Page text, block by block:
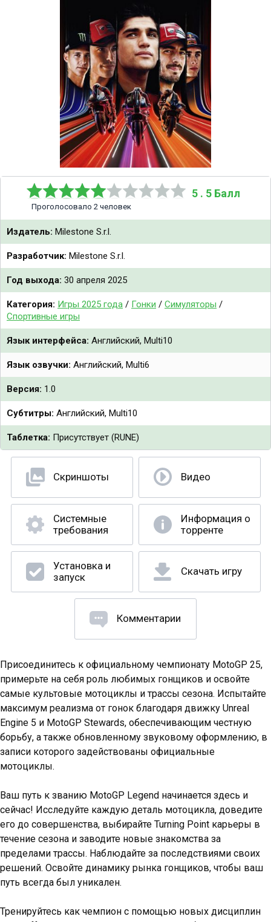
5 . 5 Балл
Проголосовало 2 человек
Издатель: Milestone S.r.l.
Разработчик: Milestone S.r.l.
Год выхода: 30 апреля 2025
Категория: Игры 2025 года / Гонки / Симуляторы /
Спортивные игры
Язык интерфейса: Английский, Multi10
Язык озвучки: Английский, Multi6
Версия: 1.0
Субтитры: Английский, Multi10
Таблетка: Присутствует (RUNE)
Скриншоты Видео
Системные
требования
Информация о
торренте
Установка и
запуск
Скачать игру
Комментарии
Присоединитесь к официальному чемпионату MotoGP 25,
примерьте на себя роль любимых гонщиков и освойте
самые культовые мотоциклы и трассы сезона. Испытайте
максимум реализма от гонок благодаря движку Unreal
Engine 5 и MotoGP Stewards, обеспечивающим честную
борьбу, а также обновленному звуковому оформлению, в
записи которого задействованы официальные
мотоциклы.
Ваш путь к званию MotoGP Legend начинается здесь и
сейчас! Исследуйте каждую деталь мотоцикла, доведите
его до совершенства, выбирайте Turning Point карьеры в
течение сезона и заводите новые знакомства за
пределами трассы. Наблюдайте за последствиями своих
решений. Освойте динамику рынка гонщиков, чтобы ваш
путь всегда был уникален.
Тренируйтесь как чемпион с помощью новых дисциплин